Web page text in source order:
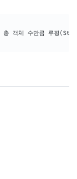
총 객체 수만큼 루핑(